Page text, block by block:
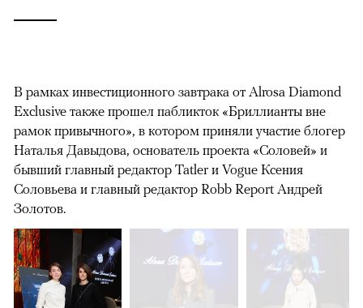
В рамках инвестиционного завтрака от Alrosa Diamond
Exclusive также прошел пабликток «Бриллианты вне
рамок привычного», в котором приняли участие блогер
Наталья Давыдова, основатель проекта «Соловей» и
бывший главный редактор Tatler и Vogue Ксения
Соловьева и главный редактор Robb Report Андрей
Золотов.